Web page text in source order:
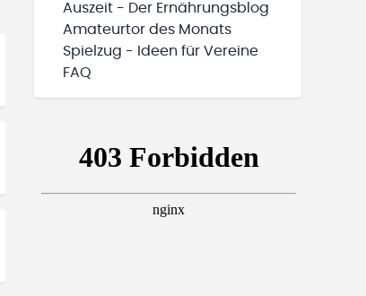
Auszeit - Der Ernährungsblog
Amateurtor des Monats
Spielzug - Ideen für Vereine
FAQ